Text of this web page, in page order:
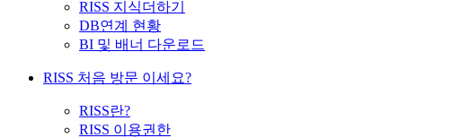
RISS 지식더하기
DB연계 현황
BI 및 배너 다운로드
RISS 처음 방문 이세요?
RISS란?
RISS 이용권한